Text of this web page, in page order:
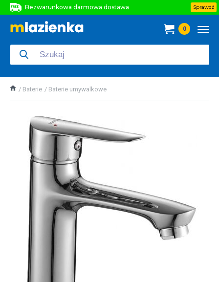
Bezwarunkowa darmowa dostawa
Bezwarunkowa darmowa dostawa
Sprawdź
0
Baterie Baterie umywalkowe